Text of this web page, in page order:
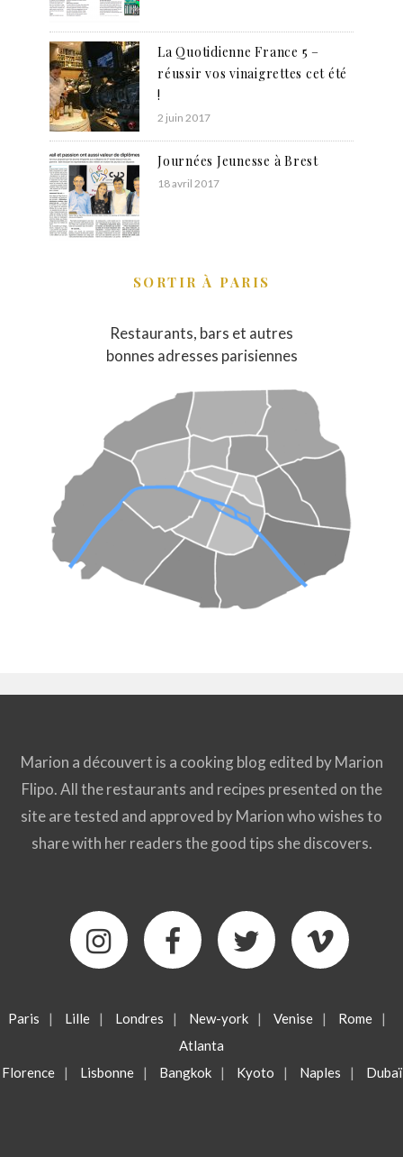
La Quotidienne France 5 –
réussir vos vinaigrettes cet été
!
2 juin 2017
Journées Jeunesse à Brest
18 avril 2017
SORTIR À PARIS
Restaurants, bars et autres
bonnes adresses parisiennes
Marion a découvert is a cooking blog edited by Marion
Flipo. All the restaurants and recipes presented on the
site are tested and approved by Marion who wishes to
share with her readers the good tips she discovers.
Paris | Lille | Londres | New-york | Venise | Rome
|
Atlanta
Florence
| Lisbonne | Bangkok | Kyoto | Naples | Dubaï